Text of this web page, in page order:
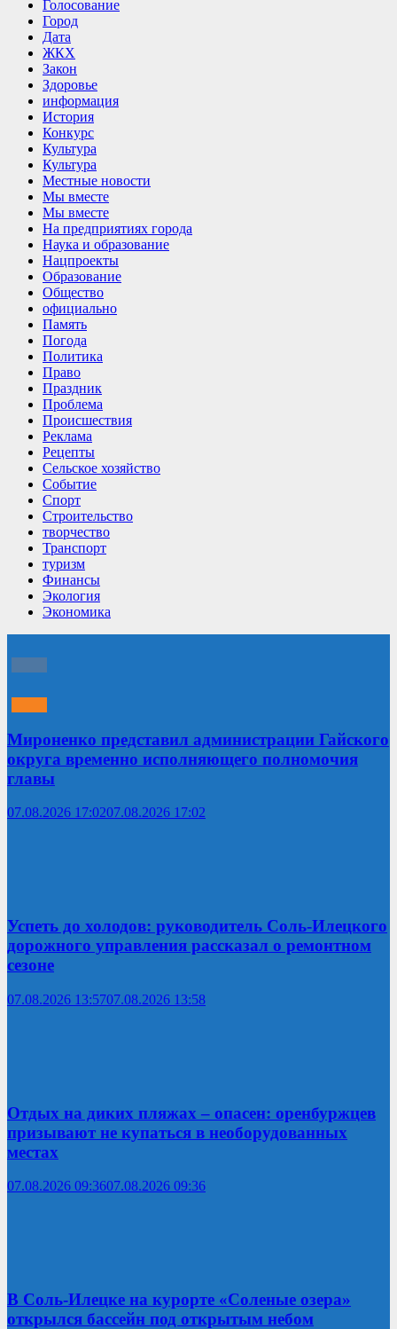
Голосование
Город
Дата
ЖКХ
Закон
Здоровье
информация
История
Конкурс
Культура
Культура
Местные новости
Мы вместе
Мы вместе
На предприятиях города
Наука и образование
Нацпроекты
Образование
Общество
официально
Память
Погода
Политика
Право
Праздник
Проблема
Происшествия
Реклама
Рецепты
Сельское хозяйство
Событие
Спорт
Строительство
творчество
Транспорт
туризм
Финансы
Экология
Экономика
Мироненко представил администрации Гайского
округа временно исполняющего полномочия
главы
07.08.2026 17:0207.08.2026 17:02
Успеть до холодов: руководитель Соль-Илецкого
дорожного управления рассказал о ремонтном
сезоне
07.08.2026 13:5707.08.2026 13:58
Отдых на диких пляжах – опасен: оренбуржцев
призывают не купаться в необорудованных
местах
07.08.2026 09:3607.08.2026 09:36
В Соль-Илецке на курорте «Соленые озера»
открылся бассейн под открытым небом